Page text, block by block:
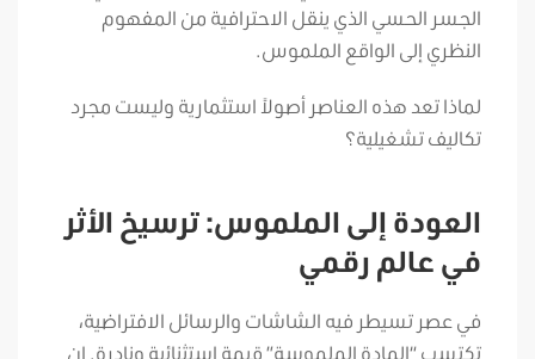
الجسر الحسي الذي ينقل الاحترافية من المفهوم
النظري إلى الواقع الملموس.
لماذا تعد هذه العناصر أصولاً استثمارية وليست مجرد
تكاليف تشغيلية؟
العودة إلى الملموس: ترسيخ الأثر
في عالم رقمي
في عصر تسيطر فيه الشاشات والرسائل الافتراضية،
تكتسب “المادة الملموسة” قيمة استثنائية ونادرة. إن